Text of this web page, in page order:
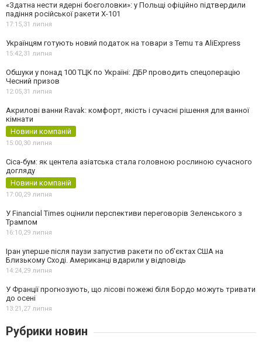
«Здатна нести ядерні боєголовки»: у Польщі офіційно підтвердили
падіння російської ракети Х-101
17:15,31 липня
Українцям готують новий податок на товари з Temu та AliExpress
15:42,31 липня
Обшуки у понад 100 ТЦК по Україні: ДБР проводить спецоперацію
Чесний призов
12:05,31 липня
Акрилові ванни Ravak: комфорт, якість і сучасні рішення для ванної
кімнати
Новини компаній
15:00,30 липня
Cica-бум: як центела азіатська стала головною рослиною сучасного
догляду
Новини компаній
17:00,29 липня
У Financial Times оцінили перспективи переговорів Зеленського з
Трампом
16:10,29 липня
Іран уперше після паузи запустив ракети по обʼєктах США на
Близькому Сході. Американці вдарили у відповідь
14:24,29 липня
У Франції прогнозують, що лісові пожежі біля Бордо можуть тривати
до осені
13:21,27 липня
Рубрики новин